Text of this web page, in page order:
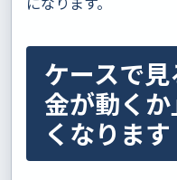
ケースで
金が動く
くなります